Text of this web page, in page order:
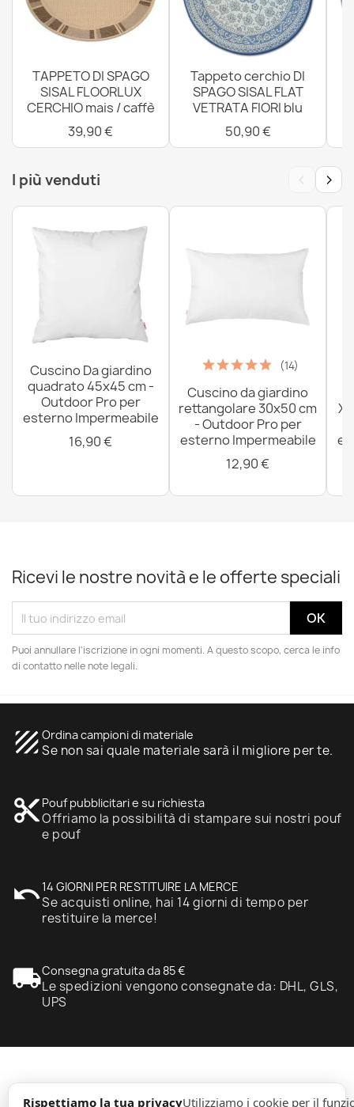
Rispettiamo la tua privacyUtilizziamo i cookie per il
TAPPETO DI SPAGO
SISAL FLOORLUX
CERCHIO mais / caffè
39,90 €
Tappeto cerchio DI
SPAGO SISAL FLAT
VETRATA FIORI blu
50,90 €
I più venduti ‹ ›
Cuscino Da giardino
quadrato 45x45 cm -
Outdoor Pro per
esterno Impermeabile
16,90 €
(14)
Cuscino da giardino
rettangolare 30x50 cm
- Outdoor Pro per
esterno Impermeabile
12,90 €
Ricevi le nostre novità e le offerte speciali
Puoi annullare l'iscrizione in ogni momenti. A questo scopo, cerca le info
di contatto nelle note legali.
texture Ordina campioni di materiale
Se non sai quale materiale sarà il migliore per te.
content_cut Pouf pubblicitari e su richiesta
Offriamo la possibilità di stampare sui nostri pouf
e pouf
undo14 GIORNI PER RESTITUIRE LA MERCE
Se acquisti online, hai 14 giorni di tempo per
restituire la merce!
local_shippingConsegna gratuita da 85 €
Le spedizioni vengono consegnate da: DHL, GLS,
UPS
expand_more